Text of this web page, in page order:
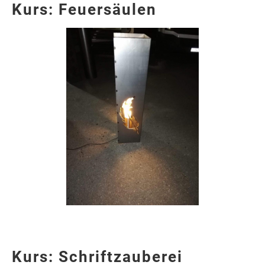
Kurs: Feuersäulen
Kurs: Schriftzauberei